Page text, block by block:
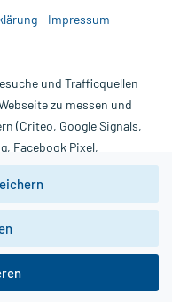
einen Arzt. Bitte
Webseite benutzt
die wichtigen Hinweise in
Widerruf einer Bestellung
- Alle Rechte vorbehalten
Impressum
und Trafficquellen
zu messen und
(Criteo, Google Signals,
Facebook Pixel,
gem. EU-
in Drittstaaten bzw.
nicht geprüft und